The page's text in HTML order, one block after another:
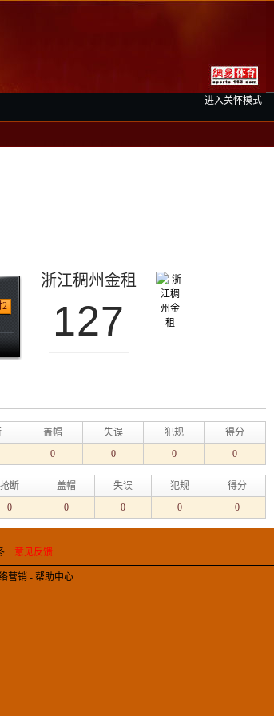
进入关怀模式
2
浙江稠州金租
127
盖帽 失误 犯规
得分
0 0 0 0
抢断 盖帽 失误 犯规
得分
0 0 0 0 0
意见反馈
营销 - 帮助中心